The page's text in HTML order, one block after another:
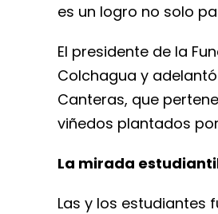
es un logro no solo
El presidente de la
Colchagua y
Canteras, que
viñedos plantados
La mirada
Las y los estudiantes